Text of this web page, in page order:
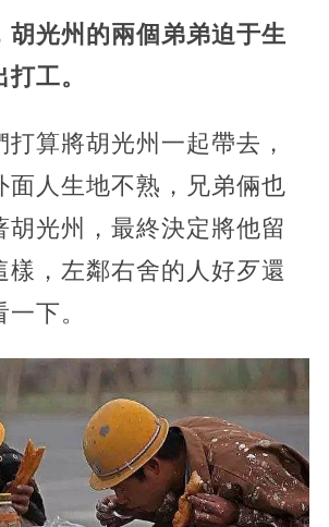
胡光州的兩個弟弟迫于生
工。
算將胡光州一起帶去，
面人生地不熟，兄弟倆也
胡光州，最終決定將他留
樣，左鄰右舍的人好歹還
下。